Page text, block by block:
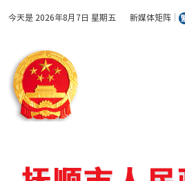
今天是 2026年8月7日 星期五 新媒体矩阵